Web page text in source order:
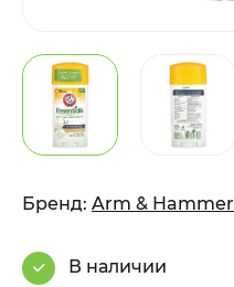
Бренд: Arm & Hammer
В наличии